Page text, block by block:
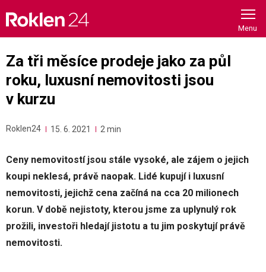
content
Za tři měsíce prodeje jako za půl
roku, luxusní nemovitosti jsou
v kurzu
Roklen24 15. 6. 2021 2 min
Ceny nemovitostí jsou stále vysoké, ale zájem o jejich
koupi neklesá, právě naopak. Lidé kupují i luxusní
nemovitosti, jejichž cena začíná na cca 20 milionech
korun. V době nejistoty, kterou jsme za uplynulý rok
prožili, investoři hledají jistotu a tu jim poskytují právě
nemovitosti.